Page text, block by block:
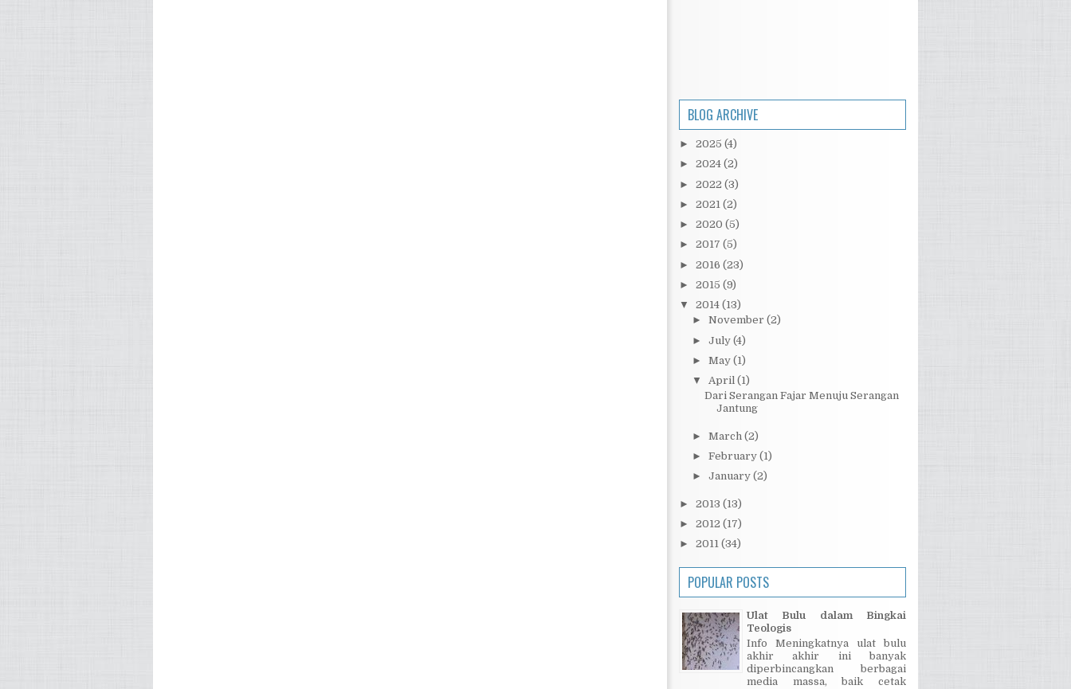
BLOG ARCHIVE
► 2025 (4)
► 2024 (2)
► 2022 (3)
► 2021 (2)
► 2020 (5)
► 2017 (5)
► 2016 (23)
► 2015 (9)
▼ 2014 (13)
► November (2)
► July (4)
► May (1)
▼ April (1)
Dari Serangan Fajar Menuju Serangan
Jantung
► March (2)
► February (1)
► January (2)
► 2013 (13)
► 2012 (17)
► 2011 (34)
POPULAR POSTS
Ulat Bulu dalam Bingkai
Teologis
Info Meningkatnya ulat bulu
akhir akhir ini banyak
diperbincangkan berbagai
media massa, baik cetak